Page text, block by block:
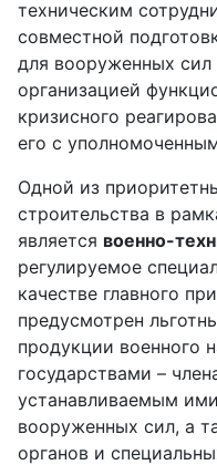
техническим
совместной
для вооруженных сил
организацией
кризисного
его с
Одной из
строительства в
является военно-
регулируемое
качестве главного
предусмотрен
продукции военного
государствами –
устанавливаемым
вооруженных сил, а
органов и